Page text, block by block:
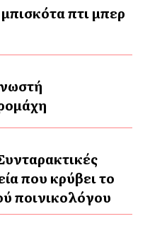
πτι μπερ
που κρύβει το
ποινικολόγου